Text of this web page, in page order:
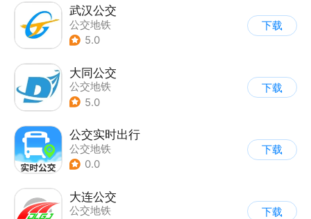
武汉公交
公交地铁
5.0
下载
大同公交
公交地铁
5.0
下载
公交实时出行
公交地铁
0.0
下载
大连公交
公交地铁
下载